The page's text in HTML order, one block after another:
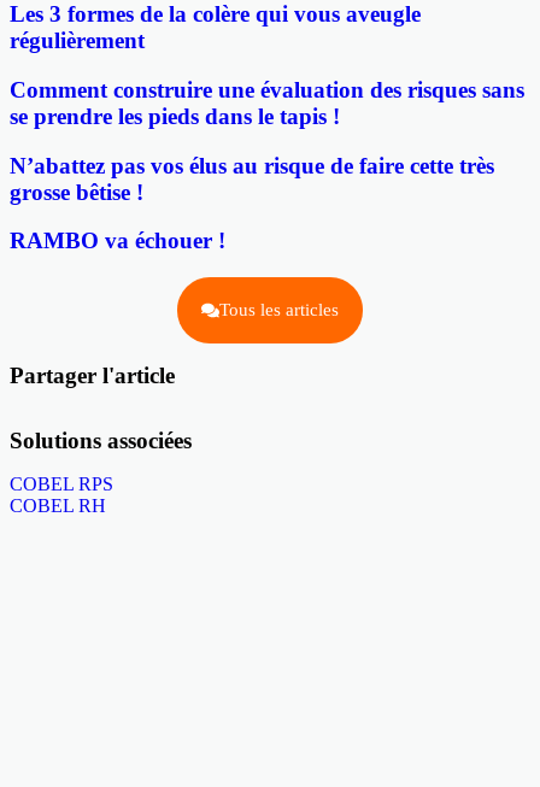
Les 3 formes de la colère qui vous aveugle
régulièrement
Comment construire une évaluation des risques sans
se prendre les pieds dans le tapis !
N’abattez pas vos élus au risque de faire cette très
grosse bêtise !
RAMBO va échouer !
Tous les articles
Partager l'article
Solutions associées
COBEL RPS
COBEL RH